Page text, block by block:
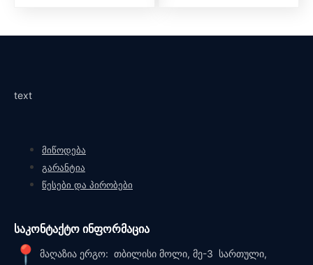
text
მიწოდება
გარანტია
წესები და პირობები
საკონტაქტო ინფორმაცია
მაღაზია ერგო: თბილისი მოლი, მე-3 სართული,